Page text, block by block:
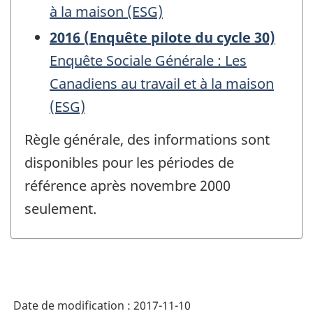
à la maison (ESG)
2016 (Enquête pilote du cycle 30)
Enquête Sociale Générale : Les
Canadiens au travail et à la maison
(ESG)
Règle générale, des informations sont
disponibles pour les périodes de
référence après novembre 2000
seulement.
Date de modification : 2017-11-10